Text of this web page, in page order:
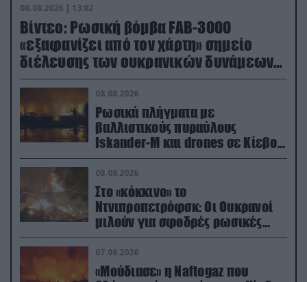
08.08.2026 | 13:02
Βίντεο: Ρωσική βόμβα FAB-3000
«εξαφανίζει από τον χάρτη» σημείο
διέλευσης των ουκρανικών δυνάμεων
στην Ζαπορίζια
08.08.2026
Ρωσικά πλήγματα με
βαλλιστικούς πυραύλους
Iskander-M και drones σε Κίεβο
και Ντνιπροπετρόφσκ: Ισχυρές
εκρήξεις
08.08.2026
Στο «κόκκινο» το
Ντνιπροπετρόφσκ: Οι Ουκρανοί
μιλούν για σφοδρές ρωσικές
επιθέσεις σε όλη την επικράτεια
07.08.2026
«Μούδιασε» η Naftogaz που